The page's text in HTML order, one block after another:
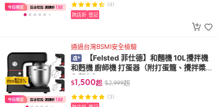
(4)
跨店折 登記
mo點3%
通過台灣BSMI安全檢驗
【Felsted 菲仕德】和麵機 10L攪拌機
和麪機 廚師機 打蛋器（附打蛋籠、攪拌槳、
和麵勾）
$1,500起 $2,999起
(3)